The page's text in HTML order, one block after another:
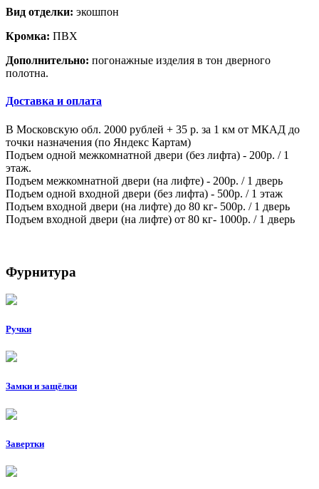
Вид отделки: экошпон
Кромка: ПВХ
Дополнительно: погонажные изделия в тон дверного
полотна.
Доставка и оплата
В Московскую обл. 2000 рублей + 35 р. за 1 км от МКАД до
точки назначения (по Яндекс Картам)
Подъем одной межкомнатной двери (без лифта) - 200р. / 1
этаж.
Подъем межкомнатной двери (на лифте) - 200р. / 1 дверь
Подъем одной входной двери (без лифта) - 500р. / 1 этаж
Подъем входной двери (на лифте) до 80 кг- 500р. / 1 дверь
Подъем входной двери (на лифте) от 80 кг- 1000р. / 1 дверь
Фурнитура
Ручки
Замки и защёлки
Завертки